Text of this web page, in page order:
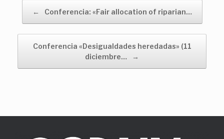
Navegador de artículos
← Conferencia: «Fair allocation of riparian…
Conferencia «Desigualdades heredadas» (11
diciembre…
→